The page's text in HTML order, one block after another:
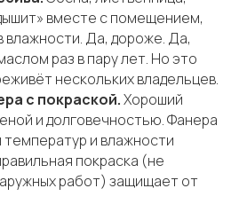
вместе с помещением,
влажности. Да, дороже. Да,
раз в пару лет. Но это
нескольких владельцев.
с покраской.Хороший
и долговечностью. Фанера
и влажности
покраска (не
работ) защищает от